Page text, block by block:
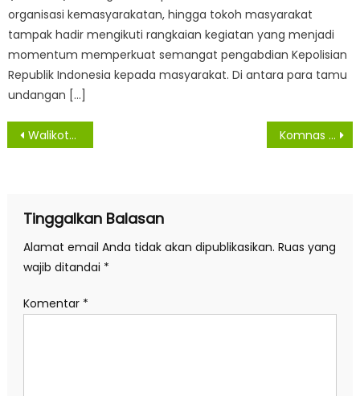
organisasi kemasyarakatan, hingga tokoh masyarakat
tampak hadir mengikuti rangkaian kegiatan yang menjadi
momentum memperkuat semangat pengabdian Kepolisian
Republik Indonesia kepada masyarakat. Di antara para tamu
undangan […]
Navigasi
Walikota Himbau Tim Pora Tingkatkan Sinergitas Antar Instansi Awasi Orang Asing Komnas HAM Apresiasi Poldasu dan Jajaran Dalam Menangani Perkara Penembakan Marsal Harahap
Tinggalkan Balasan
Alamat email Anda tidak akan dipublikasikan. Ruas yang
wajib ditandai *
Komentar *